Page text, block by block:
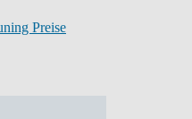
Preise